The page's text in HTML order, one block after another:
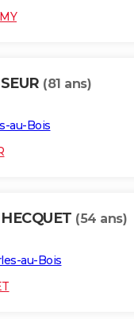
(81 ans)
au-Bois
(54 ans)
au-Bois